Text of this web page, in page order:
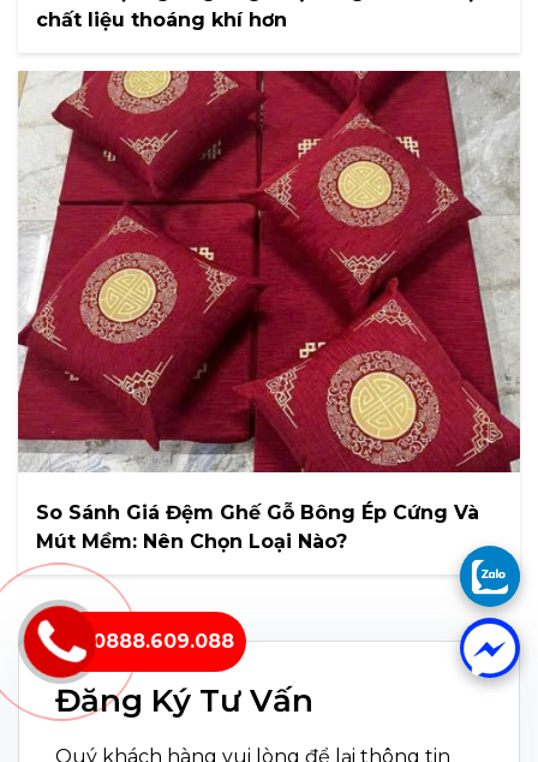
chất liệu thoáng khí hơn
So Sánh Giá Đệm Ghế Gỗ Bông Ép Cứng Và
Mút Mềm: Nên Chọn Loại Nào?
Đăng Ký Tư Vấn
Quý khách hàng vui lòng để lại thông tin
0888.609.088